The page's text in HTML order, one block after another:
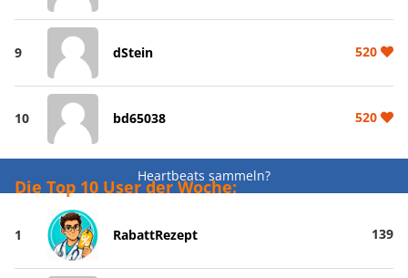
9 dStein 520
10 bd65038 520
Heartbeats sammeln?
Die Top 10 User der Woche:
1 RabattRezept 139